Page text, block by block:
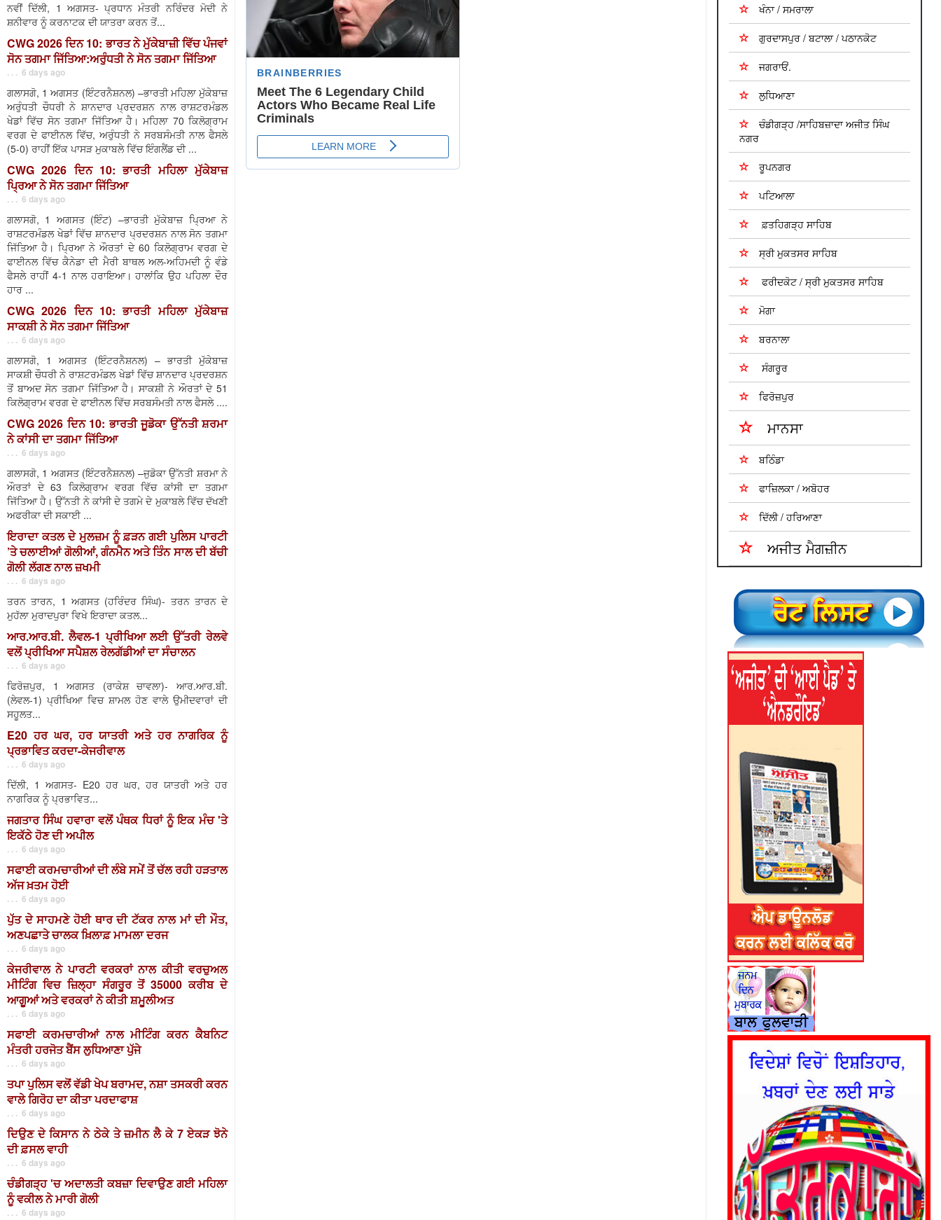
ਨਵੀਂ ਦਿੱਲੀ, 1 ਅਗਸਤ- ਪ੍ਰਧਾਨ ਮੰਤਰੀ ਨਰਿੰਦਰ ਮੋਦੀ ਨੇ
ਸ਼ਨੀਵਾਰ ਨੂੰ ਕਰਨਾਟਕ ਦੀ ਯਾਤਰਾ ਕਰਨ ਤੋਂ...
CWG 2026 ਦਿਨ 10: ਭਾਰਤ ਨੇ ਮੁੱਕੇਬਾਜ਼ੀ ਵਿੱਚ ਪੰਜਵਾਂ
ਸੋਨ ਤਗਮਾ ਜਿੱਤਿਆ:ਅਰੁੰਧਤੀ ਨੇ ਸੋਨ ਤਗਮਾ ਜਿੱਤਿਆ
. . . 6 days ago
ਗਲਾਸਗੋ, 1 ਅਗਸਤ (ਇੰਟਰਨੈਸ਼ਨਲ) –ਭਾਰਤੀ ਮਹਿਲਾ ਮੁੱਕੇਬਾਜ਼
ਅਰੁੰਧਤੀ ਚੌਧਰੀ ਨੇ ਸ਼ਾਨਦਾਰ ਪ੍ਰਦਰਸ਼ਨ ਨਾਲ ਰਾਸ਼ਟਰਮੰਡਲ
ਖੇਡਾਂ ਵਿੱਚ ਸੋਨ ਤਗਮਾ ਜਿੱਤਿਆ ਹੈ। ਮਹਿਲਾ 70 ਕਿਲੋਗ੍ਰਾਮ
ਵਰਗ ਦੇ ਫਾਈਨਲ ਵਿੱਚ, ਅਰੁੰਧਤੀ ਨੇ ਸਰਬਸੰਮਤੀ ਨਾਲ ਫੈਸਲੇ
(5-0) ਰਾਹੀਂ ਇੱਕ ਪਾਸੜ ਮੁਕਾਬਲੇ ਵਿੱਚ ਇੰਗਲੈਂਡ ਦੀ ...
CWG 2026 ਦਿਨ 10: ਭਾਰਤੀ ਮਹਿਲਾ ਮੁੱਕੇਬਾਜ਼
ਪ੍ਰਿਆ ਨੇ ਸੋਨ ਤਗਮਾ ਜਿੱਤਿਆ
. . . 6 days ago
ਗਲਾਸਗੋ, 1 ਅਗਸਤ (ਇੰਟ) –ਭਾਰਤੀ ਮੁੱਕੇਬਾਜ਼ ਪ੍ਰਿਆ ਨੇ
ਰਾਸ਼ਟਰਮੰਡਲ ਖੇਡਾਂ ਵਿੱਚ ਸ਼ਾਨਦਾਰ ਪ੍ਰਦਰਸ਼ਨ ਨਾਲ ਸੋਨ ਤਗਮਾ
ਜਿੱਤਿਆ ਹੈ। ਪ੍ਰਿਆ ਨੇ ਔਰਤਾਂ ਦੇ 60 ਕਿਲੋਗ੍ਰਾਮ ਵਰਗ ਦੇ
ਫਾਈਨਲ ਵਿੱਚ ਕੈਨੇਡਾ ਦੀ ਮੈਰੀ ਬਾਥਲ ਅਲ-ਅਹਿਮਦੀ ਨੂੰ ਵੰਡੇ
ਫੈਸਲੇ ਰਾਹੀਂ 4-1 ਨਾਲ ਹਰਾਇਆ। ਹਾਲਾਂਕਿ ਉਹ ਪਹਿਲਾ ਦੌਰ
ਹਾਰ ...
CWG 2026 ਦਿਨ 10: ਭਾਰਤੀ ਮਹਿਲਾ ਮੁੱਕੇਬਾਜ਼
ਸਾਕਸ਼ੀ ਨੇ ਸੋਨ ਤਗਮਾ ਜਿੱਤਿਆ
. . . 6 days ago
ਗਲਾਸਗੋ, 1 ਅਗਸਤ (ਇੰਟਰਨੈਸ਼ਨਲ) – ਭਾਰਤੀ ਮੁੱਕੇਬਾਜ਼
ਸਾਕਸ਼ੀ ਚੌਧਰੀ ਨੇ ਰਾਸ਼ਟਰਮੰਡਲ ਖੇਡਾਂ ਵਿੱਚ ਸ਼ਾਨਦਾਰ ਪ੍ਰਦਰਸ਼ਨ
ਤੋਂ ਬਾਅਦ ਸੋਨ ਤਗਮਾ ਜਿੱਤਿਆ ਹੈ। ਸਾਕਸ਼ੀ ਨੇ ਔਰਤਾਂ ਦੇ 51
ਕਿਲੋਗ੍ਰਾਮ ਵਰਗ ਦੇ ਫਾਈਨਲ ਵਿੱਚ ਸਰਬਸੰਮਤੀ ਨਾਲ ਫੈਸਲੇ ....
CWG 2026 ਦਿਨ 10: ਭਾਰਤੀ ਜੂਡੋਕਾ ਉੱਨਤੀ ਸ਼ਰਮਾ
ਨੇ ਕਾਂਸੀ ਦਾ ਤਗਮਾ ਜਿੱਤਿਆ
. . . 6 days ago
ਗਲਾਸਗੋ, 1 ਅਗਸਤ (ਇੰਟਰਨੈਸ਼ਨਲ) –ਜੁਡੋਕਾ ਉੱਨਤੀ ਸ਼ਰਮਾ ਨੇ
ਔਰਤਾਂ ਦੇ 63 ਕਿਲੋਗ੍ਰਾਮ ਵਰਗ ਵਿੱਚ ਕਾਂਸੀ ਦਾ ਤਗਮਾ
ਜਿੱਤਿਆ ਹੈ। ਉੱਨਤੀ ਨੇ ਕਾਂਸੀ ਦੇ ਤਗਮੇ ਦੇ ਮੁਕਾਬਲੇ ਵਿੱਚ ਦੱਖਣੀ
ਅਫਰੀਕਾ ਦੀ ਸਕਾਈ ...
ਇਰਾਦਾ ਕਤਲ ਦੇ ਮੁਲਜ਼ਮ ਨੂੰ ਫ਼ੜਨ ਗਈ ਪੁਲਿਸ ਪਾਰਟੀ
’ਤੇ ਚਲਾਈਆਂ ਗੋਲੀਆਂ, ਗੰਨਮੈਨ ਅਤੇ ਤਿੰਨ ਸਾਲ ਦੀ ਬੱਚੀ
ਗੋਲੀ ਲੱਗਣ ਨਾਲ ਜ਼ਖਮੀ
. . . 6 days ago
ਤਰਨ ਤਾਰਨ, 1 ਅਗਸਤ (ਹਰਿੰਦਰ ਸਿੰਘ)- ਤਰਨ ਤਾਰਨ ਦੇ
ਮੁਹੱਲਾ ਮੁਰਾਦਪੁਰਾ ਵਿਖੇ ਇਰਾਦਾ ਕਤਲ...
ਆਰ.ਆਰ.ਬੀ. ਲੈਵਲ-1 ਪ੍ਰੀਖਿਆ ਲਈ ਉੱਤਰੀ ਰੇਲਵੇ
ਵਲੋਂ ਪ੍ਰੀਖਿਆ ਸਪੈਸ਼ਲ ਰੇਲਗੱਡੀਆਂ ਦਾ ਸੰਚਾਲਨ
. . . 6 days ago
ਫਿਰੋਜ਼ਪੁਰ, 1 ਅਗਸਤ (ਰਾਕੇਸ਼ ਚਾਵਲਾ)- ਆਰ.ਆਰ.ਬੀ.
(ਲੇਵਲ-1) ਪ੍ਰੀਖਿਆ ਵਿਚ ਸ਼ਾਮਲ ਹੋਣ ਵਾਲੇ ਉਮੀਦਵਾਰਾਂ ਦੀ
ਸਹੂਲਤ...
E20 ਹਰ ਘਰ, ਹਰ ਯਾਤਰੀ ਅਤੇ ਹਰ ਨਾਗਰਿਕ ਨੂੰ
ਪ੍ਰਭਾਵਿਤ ਕਰਦਾ-ਕੇਜਰੀਵਾਲ
. . . 6 days ago
ਦਿੱਲੀ, 1 ਅਗਸਤ- E20 ਹਰ ਘਰ, ਹਰ ਯਾਤਰੀ ਅਤੇ ਹਰ
ਨਾਗਰਿਕ ਨੂੰ ਪ੍ਰਭਾਵਿਤ...
ਜਗਤਾਰ ਸਿੰਘ ਹਵਾਰਾ ਵਲੋਂ ਪੰਥਕ ਧਿਰਾਂ ਨੂੰ ਇਕ ਮੰਚ 'ਤੇ
ਇਕੱਠੇ ਹੋਣ ਦੀ ਅਪੀਲ
. . . 6 days ago
ਸਫਾਈ ਕਰਮਚਾਰੀਆਂ ਦੀ ਲੰਬੇ ਸਮੇਂ ਤੋਂ ਚੱਲ ਰਹੀ ਹੜਤਾਲ
ਅੱਜ ਖ਼ਤਮ ਹੋਈ
. . . 6 days ago
ਪੁੱਤ ਦੇ ਸਾਹਮਣੇ ਹੋਈ ਥਾਰ ਦੀ ਟੱਕਰ ਨਾਲ ਮਾਂ ਦੀ ਮੌਤ,
ਅਣਪਛਾਤੇ ਚਾਲਕ ਖ਼ਿਲਾਫ਼ ਮਾਮਲਾ ਦਰਜ
. . . 6 days ago
ਕੇਜਰੀਵਾਲ ਨੇ ਪਾਰਟੀ ਵਰਕਰਾਂ ਨਾਲ ਕੀਤੀ ਵਰਚੁਅਲ
ਮੀਟਿੰਗ ਵਿਚ ਜ਼ਿਲ੍ਹਾ ਸੰਗਰੂਰ ਤੋਂ 35000 ਕਰੀਬ ਦੇ
ਆਗੂਆਂ ਅਤੇ ਵਰਕਰਾਂ ਨੇ ਕੀਤੀ ਸ਼ਮੂਲੀਅਤ
. . . 6 days ago
ਸਫਾਈ ਕਰਮਚਾਰੀਆਂ ਨਾਲ ਮੀਟਿੰਗ ਕਰਨ ਕੈਬਨਿਟ
ਮੰਤਰੀ ਹਰਜੋਤ ਬੈਂਸ ਲੁਧਿਆਣਾ ਪੁੱਜੇ
. . . 6 days ago
ਤਪਾ ਪੁਲਿਸ ਵਲੋਂ ਵੱਡੀ ਖੇਪ ਬਰਾਮਦ, ਨਸ਼ਾ ਤਸਕਰੀ ਕਰਨ
ਵਾਲੇ ਗਿਰੋਹ ਦਾ ਕੀਤਾ ਪਰਦਾਫਾਸ਼
. . . 6 days ago
ਦਿਉਣ ਦੇ ਕਿਸਾਨ ਨੇ ਠੇਕੇ ਤੇ ਜ਼ਮੀਨ ਲੈ ਕੇ 7 ਏਕੜ ਝੋਨੇ
ਦੀ ਫ਼ਸਲ ਵਾਹੀ
. . . 6 days ago
ਚੰਡੀਗੜ੍ਹ 'ਚ ਅਦਾਲਤੀ ਕਬਜ਼ਾ ਦਿਵਾਉਣ ਗਈ ਮਹਿਲਾ
ਨੂੰ ਵਕੀਲ ਨੇ ਮਾਰੀ ਗੋਲੀ
. . . 6 days ago
ਖੰਨਾ / ਸਮਰਾਲਾ
ਗੁਰਦਾਸਪੁਰ / ਬਟਾਲਾ / ਪਠਾਨਕੋਟ
ਜਗਰਾਓਂ.
ਲੁਧਿਆਣਾ
ਚੰਡੀਗੜ੍ਹ /ਸਾਹਿਬਜ਼ਾਦਾ ਅਜੀਤ ਸਿੰਘ
ਨਗਰ
ਰੂਪਨਗਰ
ਪਟਿਆਲਾ
ਫ਼ਤਹਿਗੜ੍ਹ ਸਾਹਿਬ
ਸ੍ਰੀ ਮੁਕਤਸਰ ਸਾਹਿਬ
ਫਰੀਦਕੋਟ / ਸ੍ਰੀ ਮੁਕਤਸਰ ਸਾਹਿਬ
ਮੋਗਾ
ਬਰਨਾਲਾ
ਸੰਗਰੂਰ
ਫਿਰੋਜ਼ਪੁਰ
ਮਾਨਸਾ
ਬਠਿੰਡਾ
ਫਾਜ਼ਿਲਕਾ / ਅਬੋਹਰ
ਦਿੱਲੀ / ਹਰਿਆਣਾ
ਅਜੀਤ ਮੈਗਜ਼ੀਨ